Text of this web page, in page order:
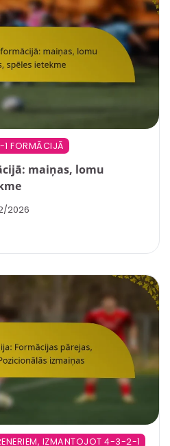
FORMĀCIJĀ
maiņas, lomu
2026
IZMANTOJOT 4-3-2-1